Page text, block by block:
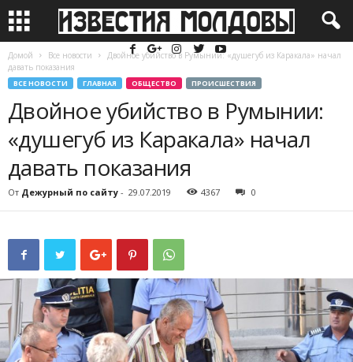
Домой Все новости
Двойное убийство в Румынии: «душегуб из Каракала» начал
давать показания
ВСЕ НОВОСТИ ГЛАВНАЯ ОБЩЕСТВО ПРОИСШЕСТВИЯ
Двойное убийство в Румынии:
«душегуб из Каракала» начал
давать показания
От Дежурный по сайту - 29.07.2019 4367 0